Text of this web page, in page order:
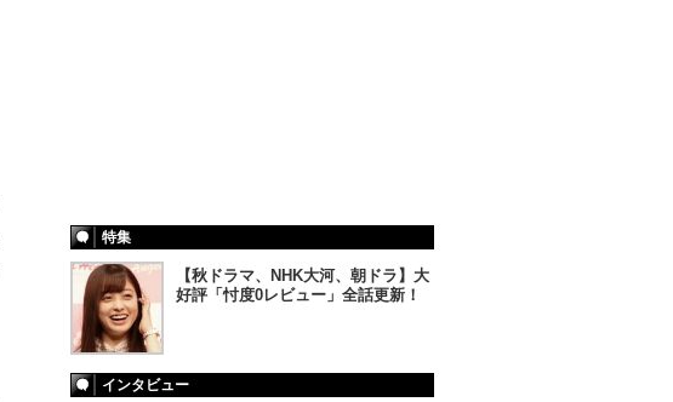
特集
【秋ドラマ、NHK大河、朝ドラ】大
好評「忖度0レビュー」全話更新！
インタビュー